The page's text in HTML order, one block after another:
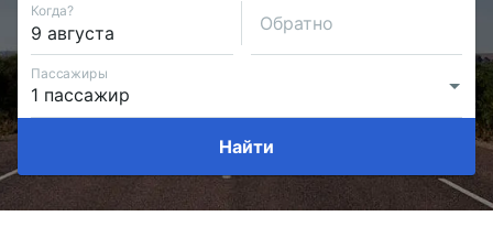
Когда?
Обратно
Пассажиры
Найти